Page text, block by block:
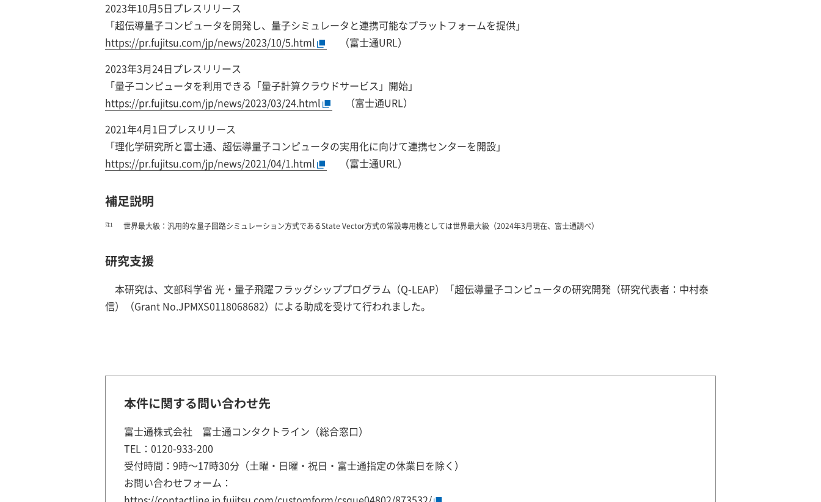
2023年10月5日プレスリリース
「超伝導量子コンピュータを開発し、量子シミュレータと連携可能なプラットフォームを提供」
https://pr.fujitsu.com/jp/news/2023/10/5.html
（富士通URL）
2023年3月24日プレスリリース
「量子コンピュータを利用できる「量子計算クラウドサービス」開始」
https://pr.fujitsu.com/jp/news/2023/03/24.html
（富士通URL）
2021年4月1日プレスリリース
「理化学研究所と富士通、超伝導量子コンピュータの実用化に向けて連携センターを開設」
https://pr.fujitsu.com/jp/news/2021/04/1.html
（富士通URL）
補足説明
注1 世界最大級：汎用的な量子回路シミュレーション方式であるState Vector方式の常設専用機としては世界最大級（2024年3月現在、富士通調べ）
研究支援
本研究は、文部科学省 光・量子飛躍フラッグシッププログラム（Q-LEAP）「超伝導量子コンピュータの研究開発（研究代表者：中村泰
信）（Grant No.JPMXS0118068682）による助成を受けて行われました。
本件に関する問い合わせ先
富士通株式会社 富士通コンタクトライン（総合窓口）
TEL：0120-933-200
受付時間：9時～17時30分（土曜・日曜・祝日・富士通指定の休業日を除く）
お問い合わせフォーム：